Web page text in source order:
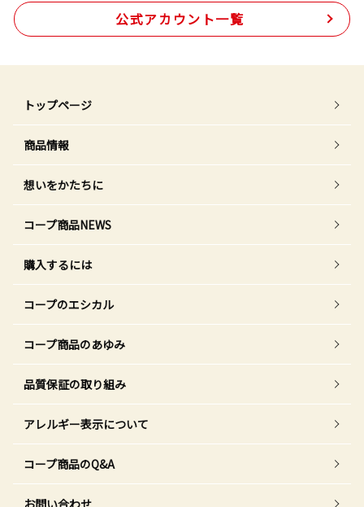
公式アカウント一覧
トップページ
商品情報
想いをかたちに
コープ商品NEWS
購入するには
コープのエシカル
コープ商品のあゆみ
品質保証の取り組み
アレルギー表示について
コープ商品のQ&A
お問い合わせ